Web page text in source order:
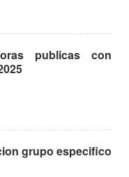
publicas con
grupo especifico